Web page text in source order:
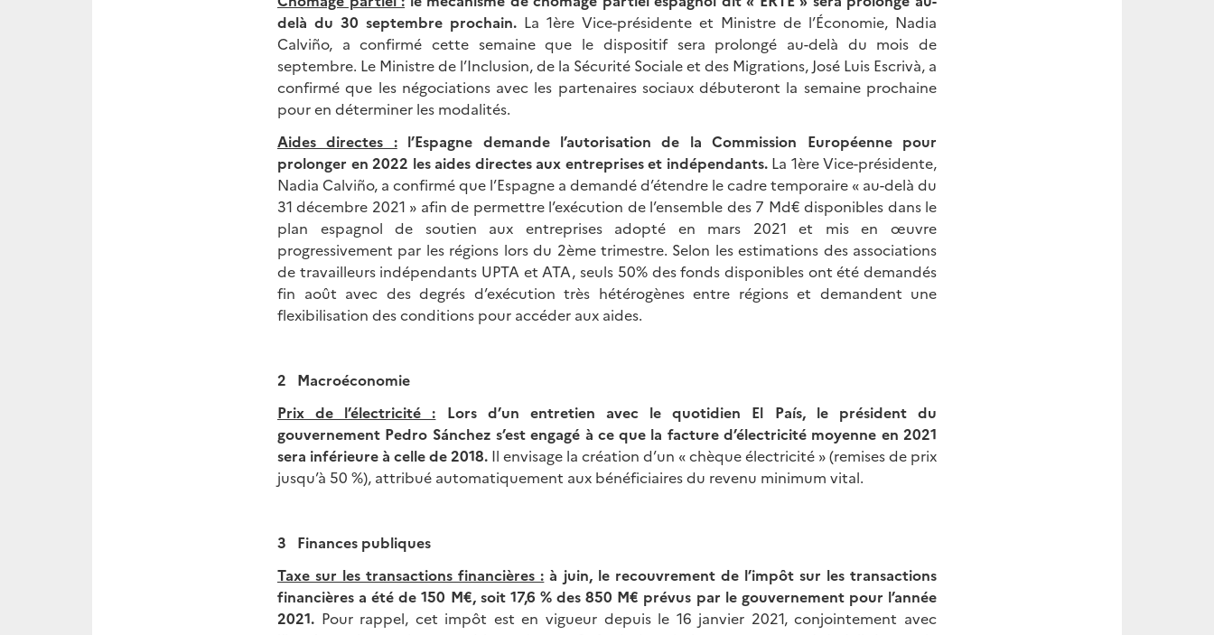
delà du 30 septembre prochain. La 1ère Vice-présidente et Ministre de l’Économie, Nadia
Calviño, a confirmé cette semaine que le dispositif sera prolongé au-delà du mois de
septembre. Le Ministre de l’Inclusion, de la Sécurité Sociale et des Migrations, José Luis Escrivà, a
confirmé que les négociations avec les partenaires sociaux débuteront la semaine prochaine
pour en déterminer les modalités.
Aides directes :l’Espagne demande l’autorisation de la Commission Européenne pour
prolonger en 2022 les aides directes aux entreprises et indépendants. La 1ère Vice-présidente,
Nadia Calviño, a confirmé que l’Espagne a demandé d’étendre le cadre temporaire « au-delà du
31 décembre 2021 » afin de permettre l’exécution de l’ensemble des 7 Md€ disponibles dans le
plan espagnol de soutien aux entreprises adopté en mars 2021 et mis en œuvre
progressivement par les régions lors du 2ème trimestre. Selon les estimations des associations
de travailleurs indépendants UPTA et ATA, seuls 50% des fonds disponibles ont été demandés
fin août avec des degrés d’exécution très hétérogènes entre régions et demandent une
flexibilisation des conditions pour accéder aux aides.
2 Macroéconomie
Prix de l’électricité : Lors d’un entretien avec le quotidien El País, le président du
gouvernement Pedro Sánchez s’est engagé à ce que la facture d’électricité moyenne en 2021
sera inférieure à celle de 2018. Il envisage la création d’un « chèque électricité » (remises de prix
jusqu’à 50 %), attribué automatiquement aux bénéficiaires du revenu minimum vital.
3 Finances publiques
Taxe sur les transactions financières : à juin, le recouvrement de l’impôt sur les transactions
financières a été de 150 M€, soit 17,6 % des 850 M€ prévus par le gouvernement pour l’année
2021. Pour rappel, cet impôt est en vigueur depuis le 16 janvier 2021, conjointement avec